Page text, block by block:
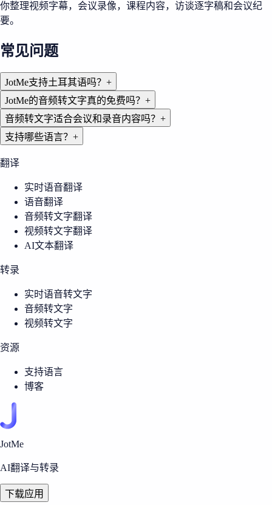
你整理视频字幕，会议录像，课程内容，访谈逐字稿和会议纪
要。
常见问题
JotMe支持土耳其语吗？ +
JotMe的音频转文字真的免费吗？ +
音频转文字适合会议和录音内容吗？ +
支持哪些语言？ +
翻译
实时语音翻译
语音翻译
音频转文字翻译
视频转文字翻译
AI文本翻译
转录
实时语音转文字
音频转文字
视频转文字
资源
支持语言
博客
JotMe
AI翻译与转录
下载应用